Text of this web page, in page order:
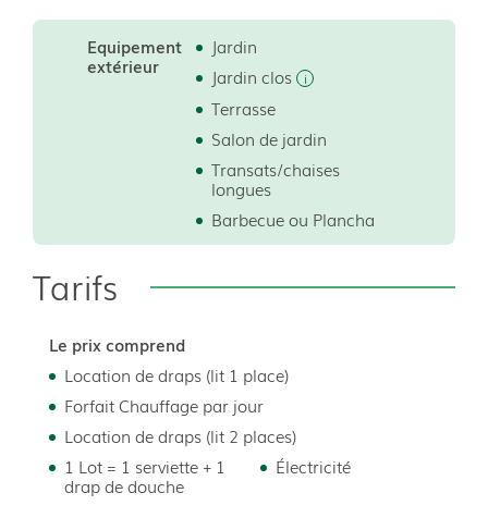
er
Equipement
extérieur
Jardin
Jardin clos
Terrasse
Salon de jardin
Transats/chaises
longues
Barbecue ou Plancha
Tarifs
Le prix comprend
Location de draps (lit 1 place)
Forfait Chauffage par jour
Location de draps (lit 2 places)
1 Lot = 1 serviette + 1
drap de douche
Électricité